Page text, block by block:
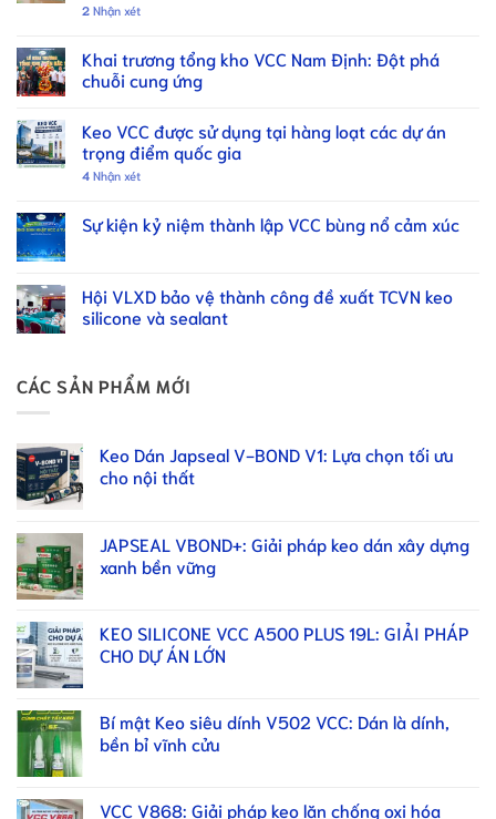
2 Nhận xét
Khai trương tổng kho VCC Nam Định: Đột phá
chuỗi cung ứng
Keo VCC được sử dụng tại hàng loạt các dự án
trọng điểm quốc gia
4 Nhận xét
Sự kiện kỷ niệm thành lập VCC bùng nổ cảm xúc
Hội VLXD bảo vệ thành công đề xuất TCVN keo
silicone và sealant
CÁC SẢN PHẨM MỚI
Keo Dán Japseal V-BOND V1: Lựa chọn tối ưu
cho nội thất
JAPSEAL VBOND+: Giải pháp keo dán xây dựng
xanh bền vững
KEO SILICONE VCC A500 PLUS 19L: GIẢI PHÁP
CHO DỰ ÁN LỚN
Bí mật Keo siêu dính V502 VCC: Dán là dính,
bền bỉ vĩnh cửu
VCC V868: Giải pháp keo lăn chống oxi hóa